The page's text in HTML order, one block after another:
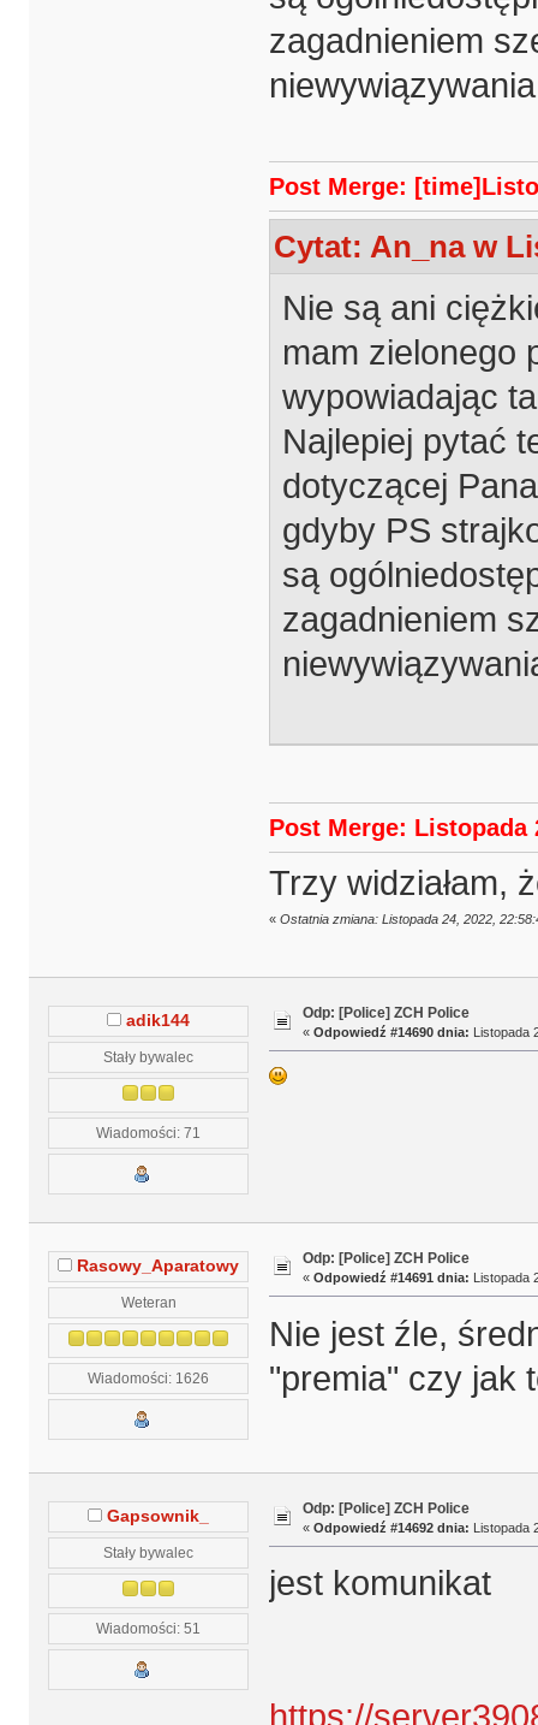
zagadnieniem
Post Merge:
Cytat: An_na w
Nie są ani
mam zielonego
wypowiadając
Najlepiej pytać
dotyczącej
gdyby PS
są
zagadnieniem
Post Merge: Listopada
Trzy widziałam,
« Ostatnia zmiana: Listopada 24, 2022,
adik144
Stały bywalec
Wiadomości: 71
Odp: [Police] ZCH Police
« Odpowiedź #14690 dnia: Listopada
Rasowy_Aparatowy
Weteran
Wiadomości: 1626
Odp: [Police] ZCH Police
« Odpowiedź #14691 dnia: Listopada
Nie jest źle,
"premia" czy jak
Gapsownik_
Stały bywalec
Wiadomości: 51
Odp: [Police] ZCH Police
« Odpowiedź #14692 dnia: Listopada
jest komunikat
https://